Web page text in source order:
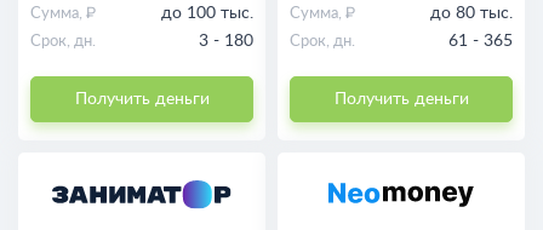
Сумма, ₽ до 100 тыс.
Срок, дн. 3 - 180
Получить деньги
Сумма, ₽ до 80 тыс.
Срок, дн. 61 - 365
Получить деньги